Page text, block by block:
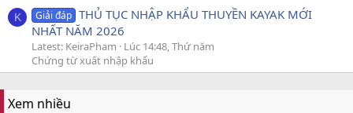
K Giải đáp THỦ TỤC NHẬP KHẨU THUYỀN KAYAK MỚI
NHẤT NĂM 2026
Latest: KeiraPham
Lúc 14:48, Thứ năm
Chứng từ xuất nhập khẩu
Xem nhiều